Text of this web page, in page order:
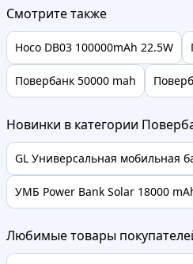
Смотрите также
Hoco DB03 100000mAh 22.5W
Повербанк 50000 mah
Новинки в категории
GL Универсальная мобильная
УМБ Power Bank Solar 18000
Любимые товары